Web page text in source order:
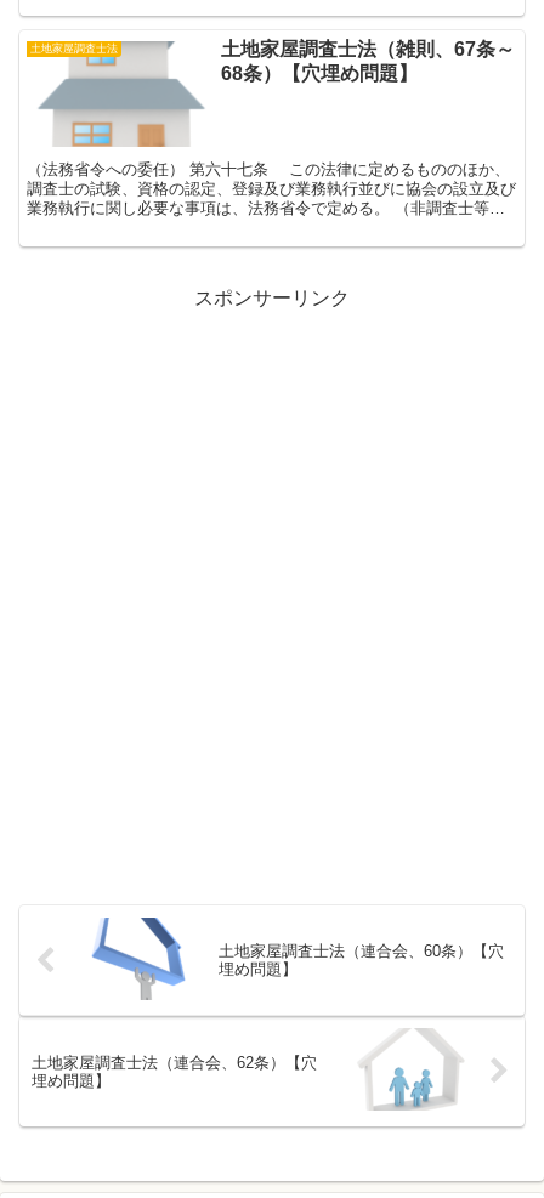
土地家屋調査士法
土地家屋調査士法（雑則、67条～
68条）【穴埋め問題】
（法務省令への委任） 第六十七条 この法律に定めるもののほか、
調査士の試験、資格の認定、登録及び業務執行並びに協会の設立及び
業務執行に関し必要な事項は、法務省令で定める。 （非調査士等の
スポンサーリンク
土地家屋調査士法（連合会、60条）【穴
埋め問題】
土地家屋調査士法（連合会、62条）【穴
埋め問題】